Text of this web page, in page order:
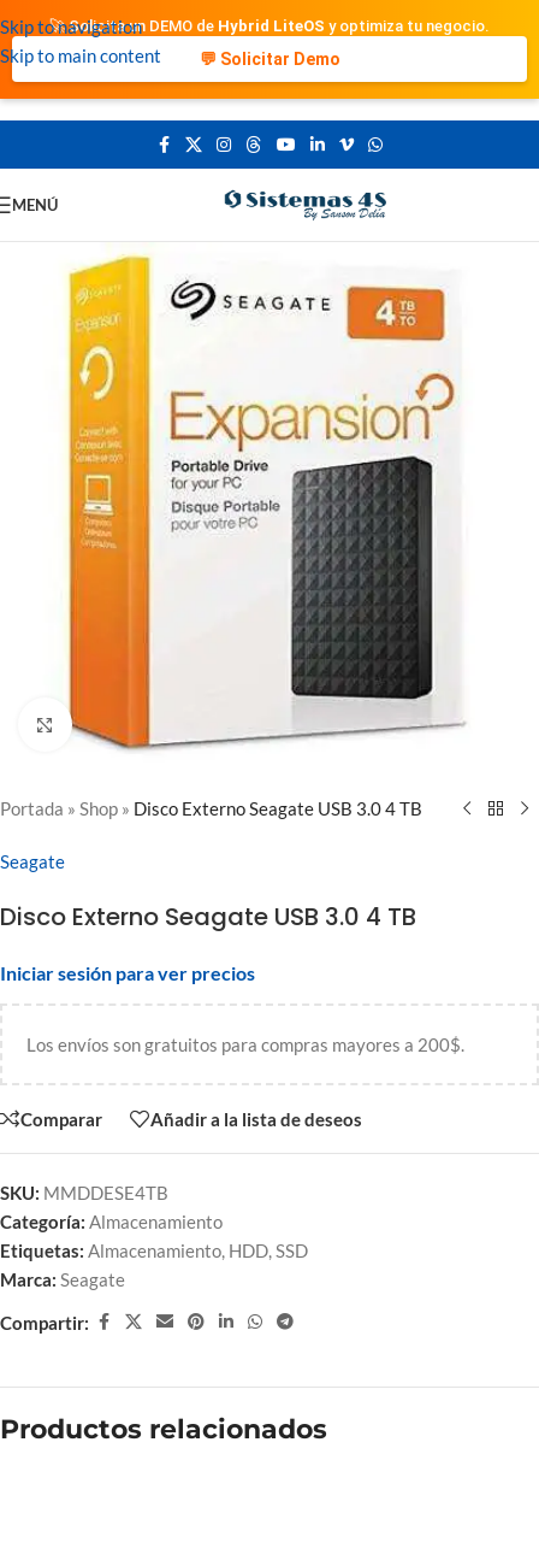
Skip to navigation
Skip to main content
🚀 Solicita un DEMO de Hybrid LiteOS y optimiza tu negocio.
💬 Solicitar Demo
MENÚ
Clic para ampliar
Portada » Shop » Disco Externo Seagate USB 3.0 4 TB
Seagate
Disco Externo Seagate USB 3.0 4 TB
Iniciar sesión para ver precios
Los envíos son gratuitos para compras mayores a 200$.
Comparar Añadir a la lista de deseos
SKU: MMDDESE4TB
Categoría: Almacenamiento
Etiquetas: Almacenamiento, HDD,SSD
Marca: Seagate
Compartir:
Productos relacionados